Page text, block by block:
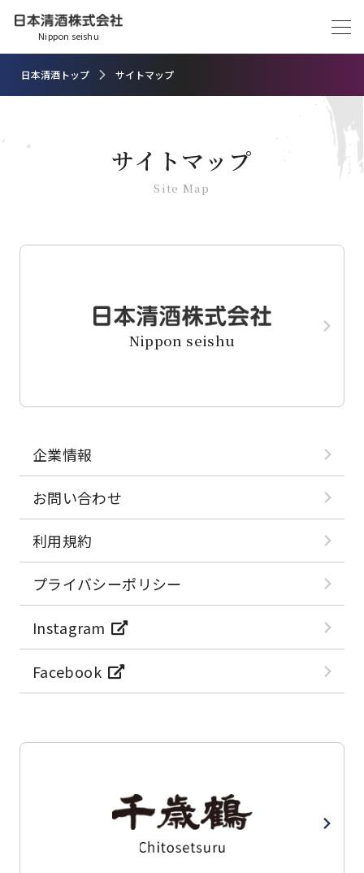
Nippon seishu
日本清酒トップ サイトマップ
サイトマップ
Site Map
Nippon seishu
企業情報
お問い合わせ
利用規約
プライバシーポリシー
Instagram
Facebook